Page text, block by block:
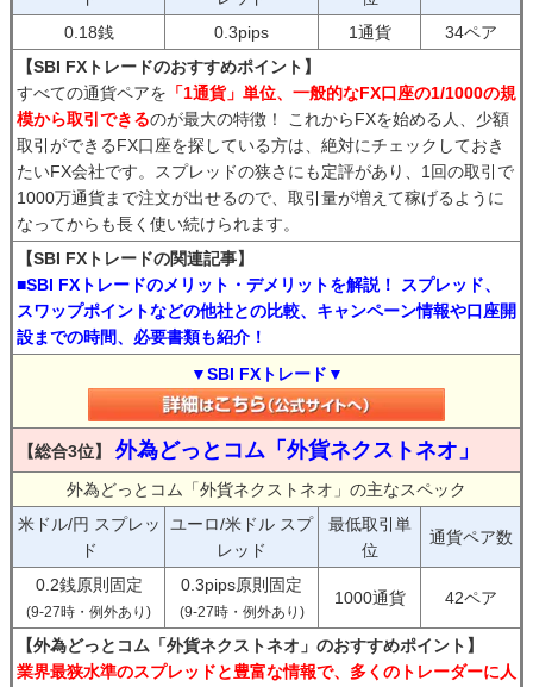
0.18銭
0.3pips 1通貨
34ペア
【SBI FXトレードのおすすめポイント】
すべての通貨ペアを 「1通貨」単位、一般的なFX口座の1/1000の規
模から取引できるのが最大の特徴！ これからFXを始める人、少額
取引ができるFX口座を探している方は、絶対にチェックしておき
たいFX会社です。スプレッドの狭さにも定評があり、1回の取引で
1000万通貨まで注文が出せるので、取引量が増えて稼げるように
なってからも長く使い続けられます。
【SBI FXトレードの関連記事】
■SBI FXトレードのメリット・デメリットを解説！ スプレッド、
スワップポイントなどの他社との比較、キャンペーン情報や口座開
設までの時間、必要書類も紹介！
▼SBI FXトレード▼
【総合3位】 外為どっとコム「外貨ネクストネオ」
外為どっとコム「外貨ネクストネオ」の主なスペック
米ドル/円 スプレッ
ド
ユーロ/米ドル スプ
レッド
最低取引単
位
通貨ペア数
0.2銭原則固定
(9-27時・例外あり)
0.3pips原則固定
(9-27時・例外あり)
1000通貨 42ペア
【外為どっとコム「外貨ネクストネオ」のおすすめポイント】
業界最狭水準のスプレッドと豊富な情報で、多くのトレーダーに人